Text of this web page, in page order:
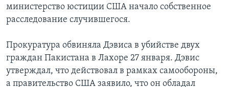
министерство юстиции США начало собственное
расследование случившегося.
Прокуратура обвиняла Дэвиса в убийстве двух
граждан Пакистана в Лахоре 27 января. Дэвис
утверждал, что действовал в рамках самообороны,
а правительство США заявило, что он обладал